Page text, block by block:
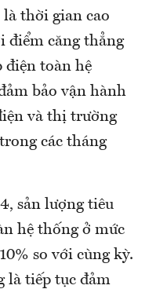
thời gian cao
điểm căng thẳng
điện toàn hệ
bảo vận hành
và thị trường
các tháng
sản lượng tiêu
hệ thống ở mức
so với cùng kỳ.
là tiếp tục đảm